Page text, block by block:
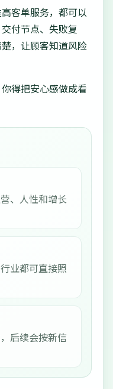
客单服务，都可以
付节点、失败复
，让顾客知道风险
得把安心感做成看
、人性和增长
业都可直接照
后续会按新信